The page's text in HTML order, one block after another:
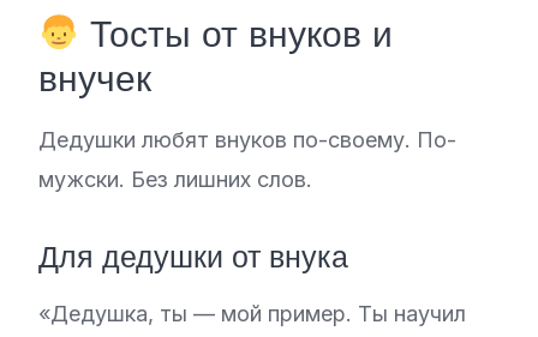
Тосты от внуков и
внучек
Дедушки любят внуков по-своему. По-
мужски. Без лишних слов.
Для дедушки от внука
«Дедушка, ты — мой пример. Ты научил